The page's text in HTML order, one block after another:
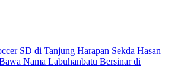
SD di Tanjung Harapan Sekda Hasan
Nama Labuhanbatu Bersinar di